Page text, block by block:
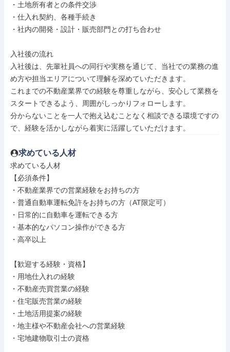
・土地所有者との条件交渉
・仕入れ契約、各種手続き
・社内の開発・設計・販売部門との打ち合わせ
入社後の流れ
入社後は、先輩社員への同行や実務を通じて、当社での業務の進
め方や担当エリアについて理解を深めていただきます。
これまでの不動産業界での経験を尊重しながら、安心して業務を
スタートできるよう、周囲がしっかりフォローします。
分からないことを一人で抱え込むことなく相談できる環境ですの
で、経験を活かしながら着実に活躍していただけます。
求めている人材
求めている人材
【必須条件】
・不動産業界での営業経験をお持ちの方
・普通自動車運転免許をお持ちの方（AT限定可）
・日常的に自動車を運転できる方
・基本的なパソコン操作ができる方
・高卒以上
【歓迎する経験・資格】
・用地仕入れの経験
・不動産売買営業の経験
・住宅販売営業の経験
・土地活用提案の経験
・地主様や不動産会社への営業経験
・宅地建物取引士の資格